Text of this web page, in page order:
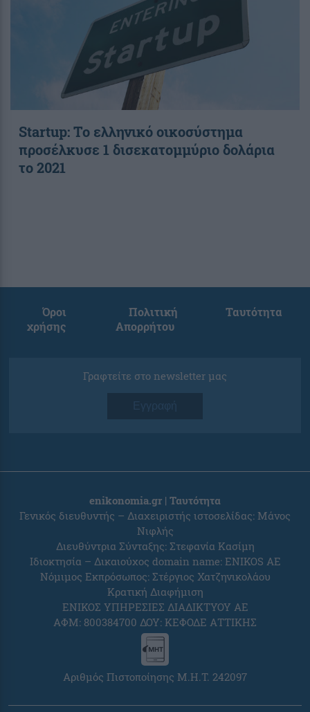
Startup: Το ελληνικό οικοσύστημα
προσέλκυσε 1 δισεκατομμύριο δολάρια
το 2021
Όροι
χρήσης
Πολιτική
Απορρήτου
Ταυτότητα
Γραφτείτε στο newsletter μας
Εγγραφή
enikonomia.gr | Ταυτότητα
Γενικός διευθυντής – Διαχειριστής ιστοσελίδας: Μάνος
Νιφλής
Διευθύντρια Σύνταξης: Στεφανία Κασίμη
Ιδιοκτησία – Δικαιούχος domain name: ENIKOS AE
Νόμιμος Εκπρόσωπος: Στέργιος Χατζηνικολάου
Κρατική Διαφήμιση
ΕΝΙΚΟΣ ΥΠΗΡΕΣΙΕΣ ΔΙΑΔΙΚΤΥΟΥ ΑΕ
ΑΦΜ: 800384700 ΔΟΥ: ΚΕΦΟΔΕ ΑΤΤΙΚΗΣ
Αριθμός Πιστοποίησης Μ.Η.Τ. 242097